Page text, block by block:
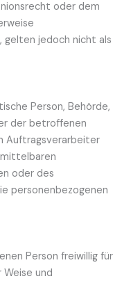
oder dem
gelten jedoch nicht als
Person, Behörde,
der betroffenen
Auftragsverarbeiter
oder des
personenbezogenen
Person freiwillig für
und